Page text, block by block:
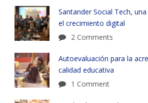
Santander Social Tech,
el crecimiento digital
2 Comments
Autoevaluación para la
calidad educativa
1 Comment